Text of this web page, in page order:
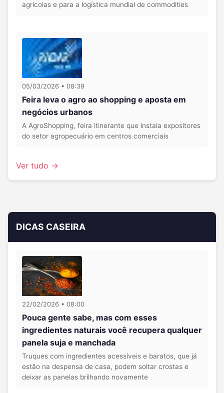
agrícolas e para a logística mundial de commodities
05/03/2026 • 08:39
Feira leva o agro ao shopping e aposta em
negócios urbanos
A AgroShopping, feira itinerante que instala expositores
do setor agropecuário em centros comerciais
Ver tudo →
DICAS CASEIRA
22/02/2026 • 08:00
Pouca gente sabe, mas com esses
ingredientes naturais você recupera qualquer
panela suja e manchada
Truques com ingredientes acessíveis e baratos, que já
estão na despensa de casa, podem soltar crostas e
deixar as panelas brilhando novamente